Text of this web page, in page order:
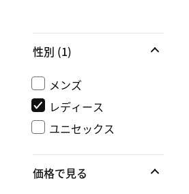
性別 (1)
メンズ
レディース
ユニセックス
価格で見る